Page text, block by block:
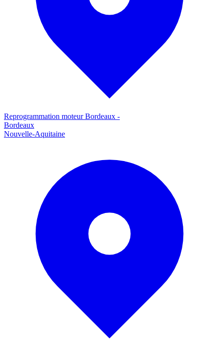
Reprogrammation moteurBordeaux -
Bordeaux
Nouvelle-Aquitaine